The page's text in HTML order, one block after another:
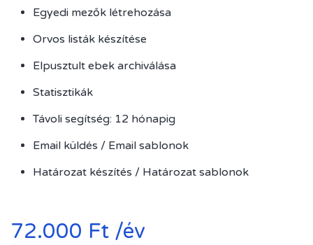
Egyedi mezők létrehozása
Orvos listák készítése
Elpusztult ebek archiválása
Statisztikák
Távoli segítség: 12 hónapig
Email küldés / Email sablonok
Határozat készítés / Határozat sablonok
72.000 Ft /év